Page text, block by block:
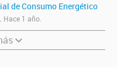
de Consumo Energético
. Hace 1 año.